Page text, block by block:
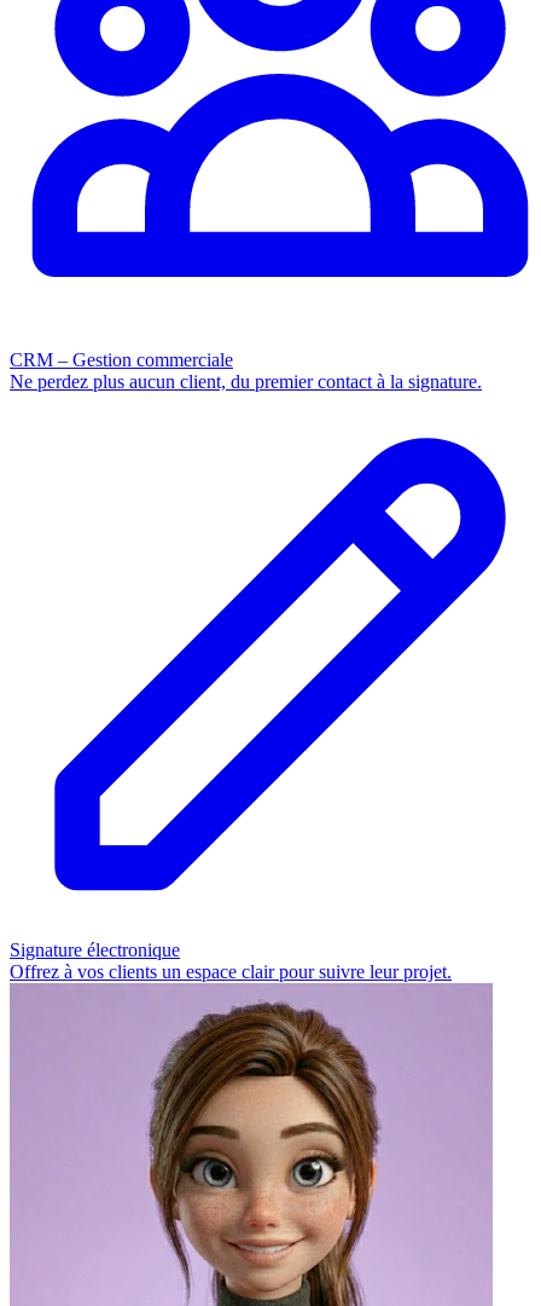
CRM – Gestion commerciale
Ne perdez plus aucun client, du premier contact à la signature.
Signature électronique
Offrez à vos clients un espace clair pour suivre leur projet.